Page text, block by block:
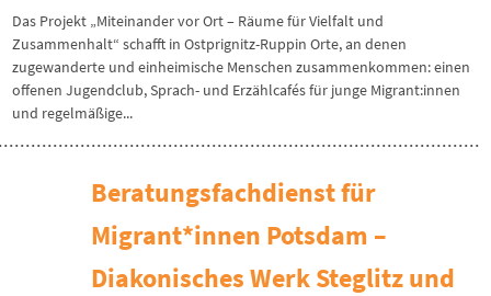
Das Projekt „Miteinander vor Ort – Räume für Vielfalt und
Zusammenhalt“ schafft in Ostprignitz-Ruppin Orte, an denen
zugewanderte und einheimische Menschen zusammenkommen: einen
offenen Jugendclub, Sprach- und Erzählcafés für junge Migrant:innen
und regelmäßige...
Beratungsfachdienst für
Migrant*innen Potsdam –
Diakonisches Werk Steglitz und